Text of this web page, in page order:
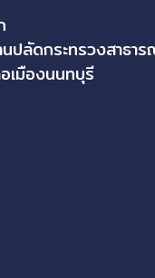
ลัดกระทรวงสาธา
เมืองนนทบุรี